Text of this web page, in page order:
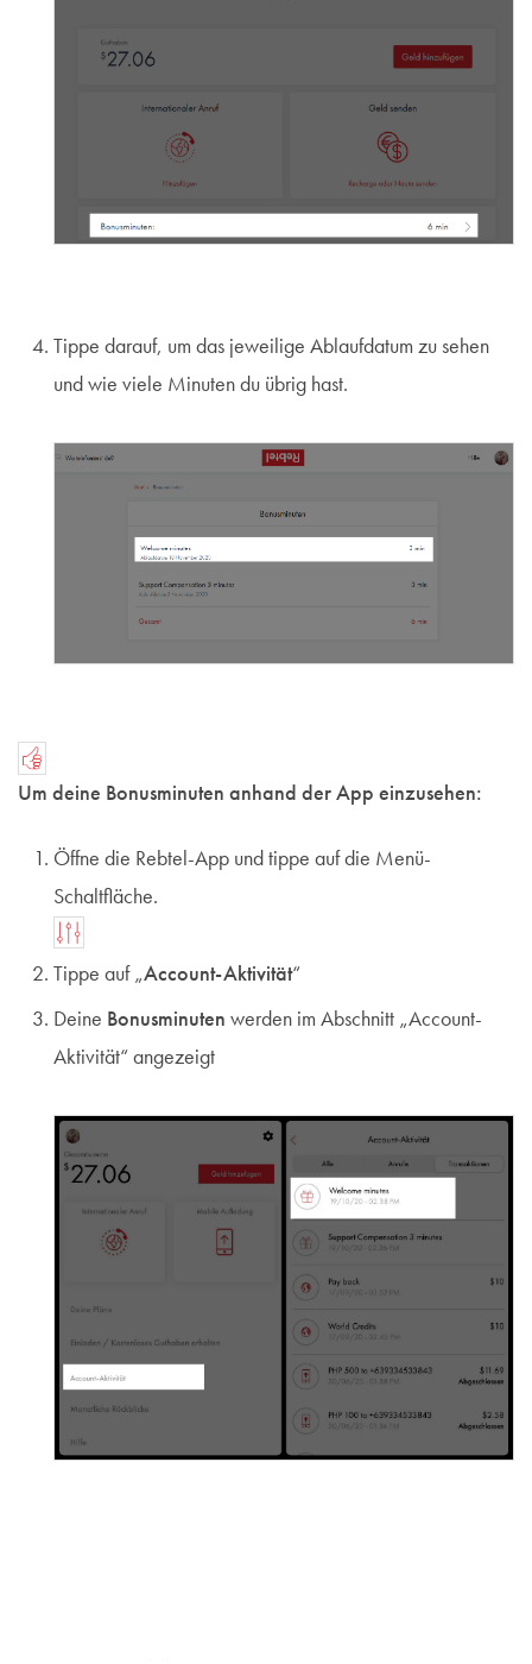
Tippe darauf, um das jeweilige Ablaufdatum zu sehen
und wie viele Minuten du übrig hast.
Um deine Bonusminuten anhand der App einzusehen:
Öffne die Rebtel-App und tippe auf die Menü-
Schaltfläche.
Tippe auf „Account-Aktivität“
Deine Bonusminuten werden im Abschnitt „Account-
Aktivität“ angezeigt